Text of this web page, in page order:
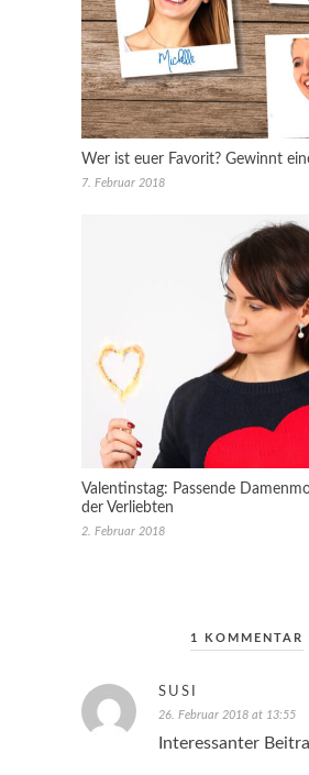
Wer ist euer Favorit? Gewinnt
7. Februar 2018
Valentinstag: Passende
der Verliebten
2. Februar 2018
1 KOMMENTAR
SUSI
26. Februar 2018 at 13:55
Interessanter